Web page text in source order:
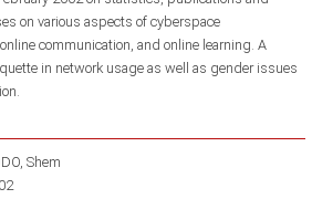
on various aspects of cyberspace
communication, and online learning. A
in network usage as well as gender issues
Shem